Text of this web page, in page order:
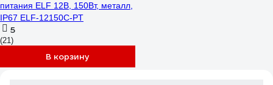
питания ELF 12В, 150Вт, металл,
IP67 ELF-12150С-PT
5
(21)
В корзину